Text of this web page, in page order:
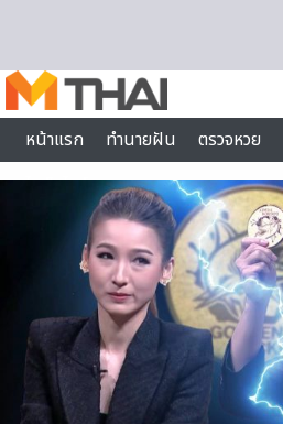
หน้าแรก
ทำนายฝัน ตรวจหวย
ไลฟ์สไตล์